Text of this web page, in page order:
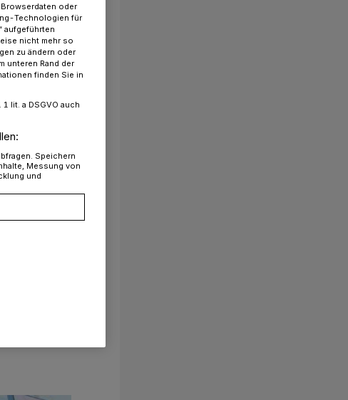
oder
Technologien für
aufgeführten
nicht mehr so
zu ändern oder
unteren Rand der
finden Sie in
lit. a DSGVO auch
Speichern
Messung von
und